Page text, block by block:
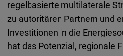
regelbasierte multilaterale
zu autoritären Partnern und
Investitionen in die
hat das Potenzial, regionale